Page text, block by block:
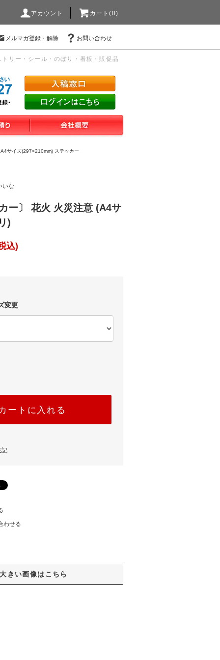
アカウント カート(0)
メルマガ登録・解除 お問い合わせ
リー・シール・のぼり・看板・販促品
A4サイズ(297×210mm) ステッカー
いな
ー〕 花火 火災注意 (A4サ
)
込)
変更
ートに入れる
記
わせる
大きい画像はこちら